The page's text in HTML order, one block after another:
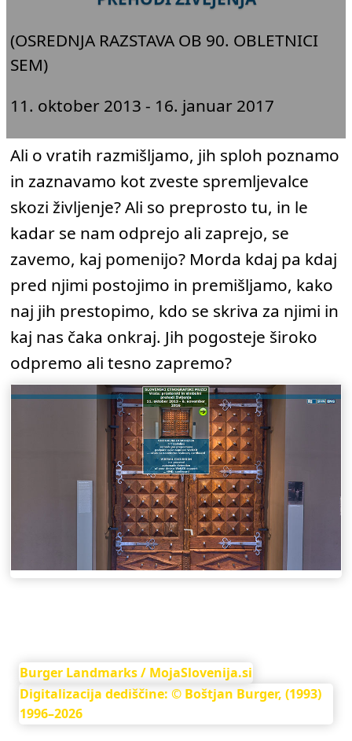
(OSREDNJA RAZSTAVA OB 90. OBLETNICI
SEM)
11. oktober 2013 - 16. januar 2017
Ali o vratih razmišljamo, jih sploh poznamo
in zaznavamo kot zveste spremljevalce
skozi življenje? Ali so preprosto tu, in le
kadar se nam odprejo ali zaprejo, se
zavemo, kaj pomenijo? Morda kdaj pa kdaj
pred njimi postojimo in premišljamo, kako
naj jih prestopimo, kdo se skriva za njimi in
kaj nas čaka onkraj. Jih pogosteje široko
odpremo ali tesno zapremo?
Burger Landmarks / MojaSlovenija.si
Digitalizacija dediščine: © Boštjan Burger, (1993)
1996–2026